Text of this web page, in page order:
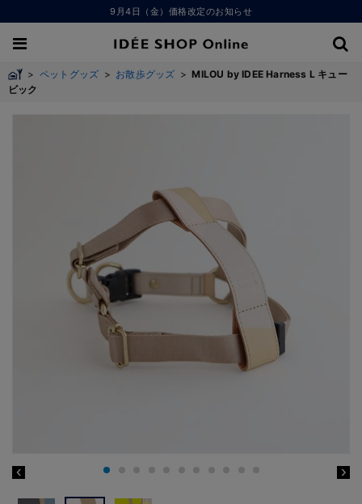
9月4日（金）価格改定のお知らせ
> ペットグッズ > お散歩グッズ >MILOU by IDEE Harness L キュー
ビック